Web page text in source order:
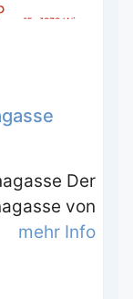
Der
von
mehr Info